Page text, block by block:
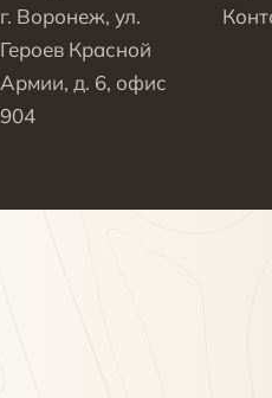
г. Воронеж, ул.
Героев Красной
Армии, д. 6, офис
904